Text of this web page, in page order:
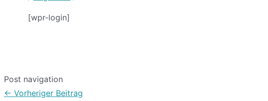
[wpr-login]
Post navigation
← Vorheriger Beitrag